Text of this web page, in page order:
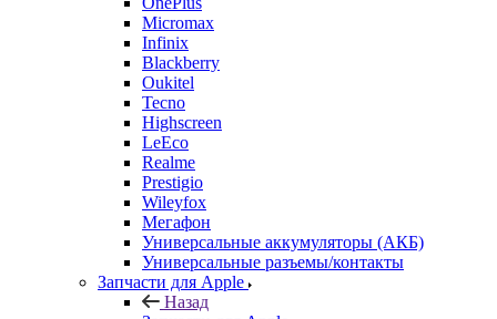
Micromax
Infinix
Blackberry
Oukitel
Tecno
Highscreen
LeEco
Realme
Prestigio
Wileyfox
Мегафон
Универсальные аккумуляторы (АКБ)
Универсальные разъемы/контакты
Запчасти для Apple
Назад